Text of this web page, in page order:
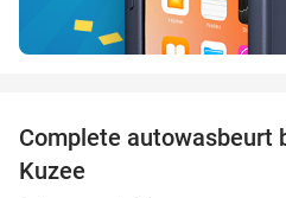
Complete autowasbeurt
Kuzee